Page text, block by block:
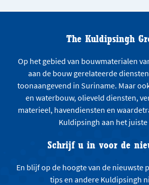
The Kuldipsingh
Op het gebied van bouwmaterialen
aan de bouw gerelateerde
toonaangevend in Suriname. Maar
en waterbouw, olieveld diensten,
materieel, havendiensten en
Kuldipsingh aan het juiste
Schrijf u in voor de
En blijf op de hoogte van de nieuwste
tips en andere Kuldipsingh